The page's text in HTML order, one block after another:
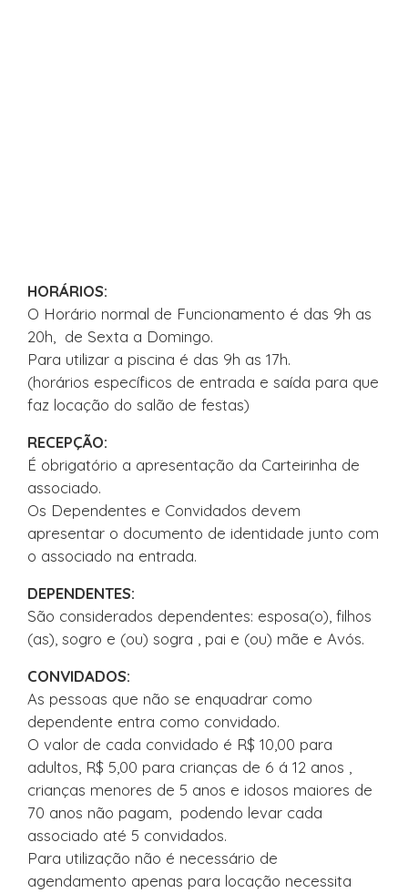
HORÁRIOS:
O Horário normal de Funcionamento é das 9h as
20h, de Sexta a Domingo.
Para utilizar a piscina é das 9h as 17h.
(horários específicos de entrada e saída para que
faz locação do salão de festas)
RECEPÇÃO:
É obrigatório a apresentação da Carteirinha de
associado.
Os Dependentes e Convidados devem
apresentar o documento de identidade junto com
o associado na entrada.
DEPENDENTES:
São considerados dependentes: esposa(o), filhos
(as), sogro e (ou) sogra , pai e (ou) mãe e Avós.
CONVIDADOS:
As pessoas que não se enquadrar como
dependente entra como convidado.
O valor de cada convidado é R$ 10,00 para
adultos, R$ 5,00 para crianças de 6 á 12 anos ,
crianças menores de 5 anos e idosos maiores de
70 anos não pagam, podendo levar cada
associado até 5 convidados.
Para utilização não é necessário de
agendamento apenas para locação necessita